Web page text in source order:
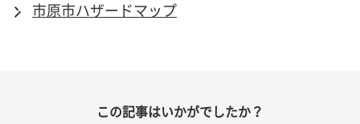
市原市ハザードマップ
この記事はいかがでしたか？